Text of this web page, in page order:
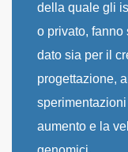
della quale gli
o privato, fanno
dato sia per il
progettazione,
aumento e la